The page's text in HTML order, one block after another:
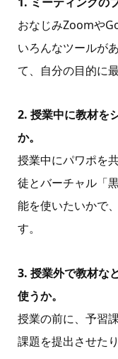
おなじみZoomや
いろんなツールが
て、自分の目的に
2. 授業中に教材を
か。
授業中にパワポを
徒とバーチャル「
能を使いたいかで
す。
3. 授業外で教材な
使うか。
授業の前に、予習
課題を提出させた